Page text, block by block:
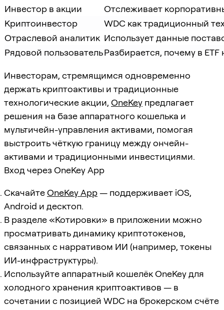
Инвестор в акции
Отслеживает
Криптоинвестор
WDC как традиционный
Отраслевой аналитик Использует данные
Рядовой пользовательРазбирается, почему в
Инвесторам, стремящимся одновременно
держать криптоактивы и традиционные
технологические акции, OneKey предлагает
решения на базе аппаратного кошелька и
мультичейн-управления активами, помогая
выстроить чёткую границу между ончейн-
активами и традиционными инвестициями.
Вход через OneKey App
СкачайтеOneKey App— поддерживает iOS,
Android и десктоп.
В разделе «Котировки» в приложении можно
просматривать динамику криптотокенов,
связанных с нарративом ИИ (например, токены
ИИ-инфраструктуры).
Используйте аппаратный кошелёк OneKey для
холодного хранения криптоактивов — в
сочетании с позицией WDC на брокерском счёте